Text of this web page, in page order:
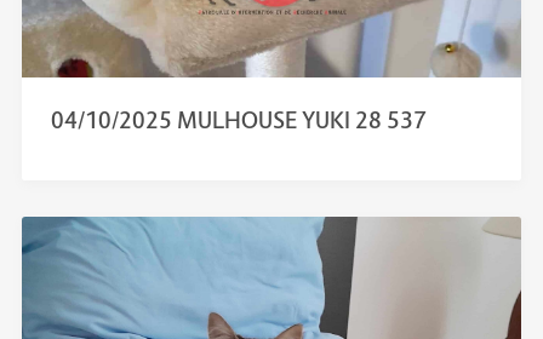
04/10/2025 MULHOUSE YUKI 28 537